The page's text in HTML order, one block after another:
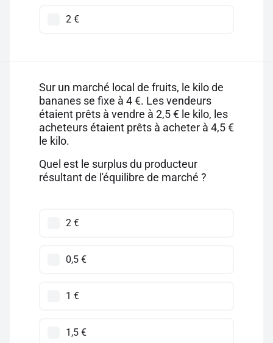
2 €
Sur un marché local de fruits, le kilo de
bananes se fixe à 4 €. Les vendeurs
étaient prêts à vendre à 2,5 € le kilo, les
acheteurs étaient prêts à acheter à 4,5 €
le kilo.
Quel est le surplus du producteur
résultant de l'équilibre de marché ?
2 €
0,5 €
1 €
1,5 €